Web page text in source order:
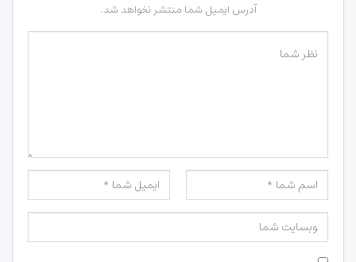
آدرس ایمیل شما منتشر نخواهد شد.